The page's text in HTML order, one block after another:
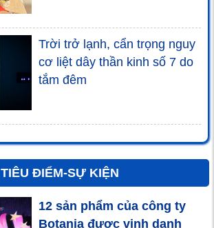
Trời trở lạnh, cẩn trọng nguy
cơ liệt dây thần kinh số 7 do
tắm đêm
TIÊU ĐIỂM-SỰ KIỆN
12 sản phẩm của công ty
Botania được vinh danh